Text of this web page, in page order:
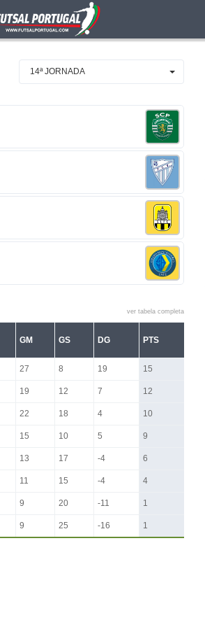
14ª JORNADA
ver tabela completa
GM GS DG PTS
27 8 19 15
19 12 7 12
22 18 4 10
15 10 5 9
13 17 -4 6
11 15 -4 4
9 20 -11 1
9 25 -16 1